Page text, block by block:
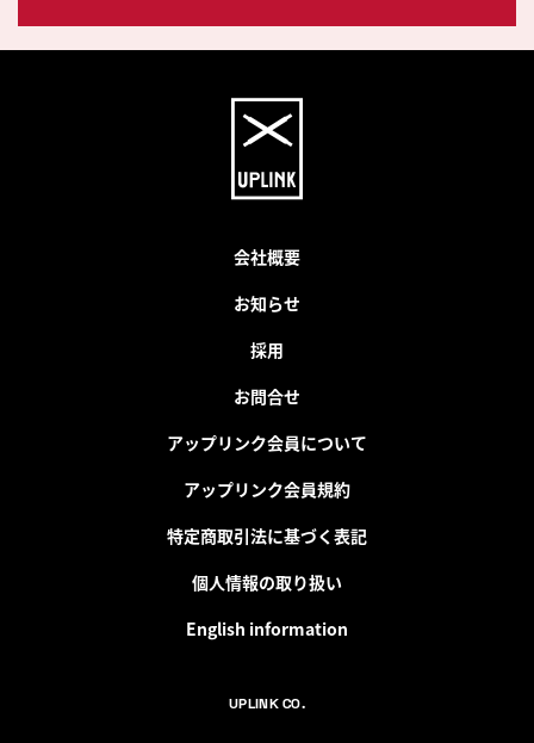
会社概要
お知らせ
採用
お問合せ
アップリンク会員について
アップリンク会員規約
特定商取引法に基づく表記
個人情報の取り扱い
English information
UPLINK CO.